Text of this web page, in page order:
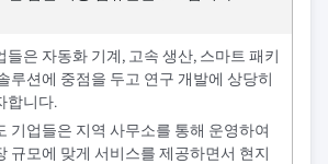
들은 자동화 기계, 고속 생산, 스마트 패키
루션에 중점을 두고 연구 개발에 상당히
합니다.
기업들은 지역 사무소를 통해 운영하여
규모에 맞게 서비스를 제공하면서 현지